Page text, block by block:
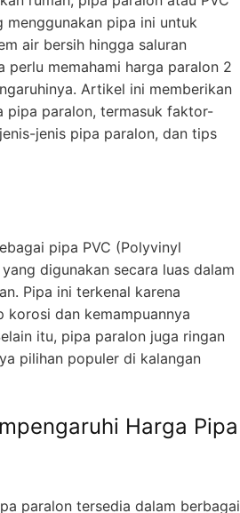
menggunakan pipa ini untuk
air bersih hingga saluran
perlu memahami harga paralon 2
Artikel ini memberikan
pipa paralon, termasuk faktor-
jenis pipa paralon, dan tips
pipa PVC (Polyvinyl
digunakan secara luas dalam
Pipa ini terkenal karena
korosi dan kemampuannya
itu, pipa paralon juga ringan
pilihan populer di kalangan
Harga Pipa
paralon tersedia dalam berbagai